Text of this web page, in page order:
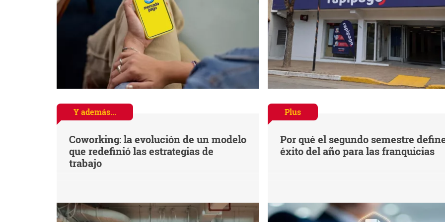
Y además...
Coworking: la evolución de un modelo
que redefinió las estrategias de
trabajo
Plus
Por qué el segundo semestre
éxito del año para las franquicias